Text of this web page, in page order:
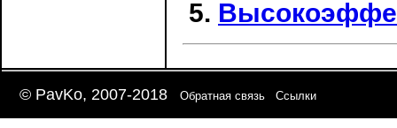
© PavKo, 2007-2018 Обратная связь Ссылки